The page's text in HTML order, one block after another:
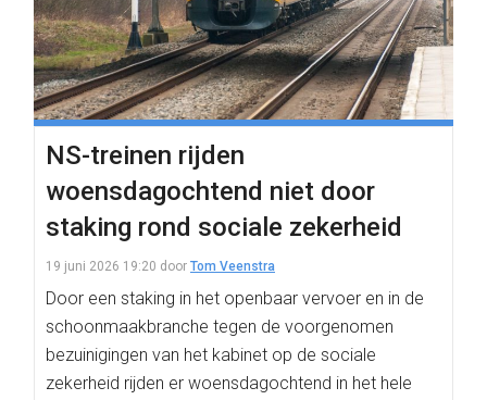
NS-treinen rijden
woensdagochtend niet door
staking rond sociale zekerheid
19 juni 2026 19:20 door Tom Veenstra
Door een staking in het openbaar vervoer en in de
schoonmaakbranche tegen de voorgenomen
bezuinigingen van het kabinet op de sociale
zekerheid rijden er woensdagochtend in het hele